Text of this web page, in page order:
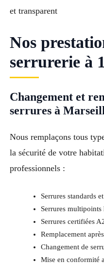
et transparent
Nos
serrurerie à
Changement et
serrures à
Nous remplaçons tous
la sécurité de votre
professionnels :
Serrures standards
Serrures multipoints
Serrures certifiées
Remplacement
Changement de
Mise en conformité